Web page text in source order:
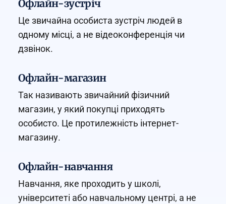
Офлайн-зустріч
Це звичайна особиста зустріч людей в
одному місці, а не відеоконференція чи
дзвінок.
Офлайн-магазин
Так називають звичайний фізичний
магазин, у який покупці приходять
особисто. Це протилежність інтернет-
магазину.
Офлайн-навчання
Навчання, яке проходить у школі,
університеті або навчальному центрі, а не